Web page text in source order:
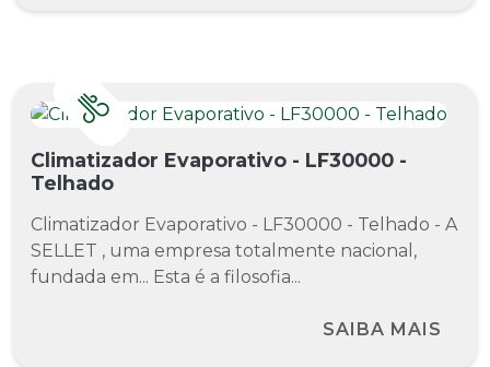
Climatizador Evaporativo - LF30000 -
Telhado
Climatizador Evaporativo - LF30000 - Telhado - A
SELLET , uma empresa totalmente nacional,
fundada em... Esta é a filosofia...
SAIBA MAIS